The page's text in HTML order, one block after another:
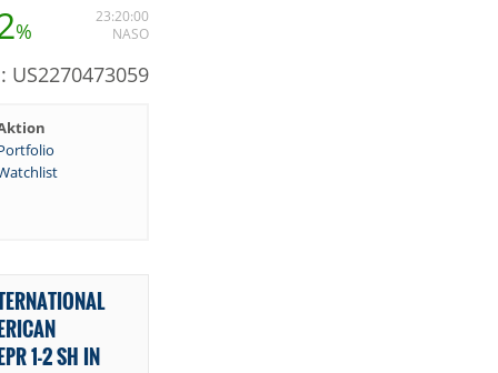
%
23:20:00
NASO
US2270473059
1-2 SH IN